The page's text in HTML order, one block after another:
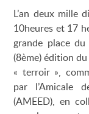
L’an deux mille
10heures et 17
grande place
(8ème) édition
« terroir »,
par l’Amicale
(AMEED), en